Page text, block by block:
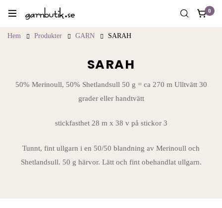
0
Hem Produkter GARN SARAH
SARAH
50% Merinoull, 50% Shetlandsull 50 g = ca 270 m Ulltvätt 30
grader eller handtvätt
stickfasthet 28 m x 38 v på stickor 3
Tunnt, fint ullgarn i en 50/50 blandning av Merinoull och
Shetlandsull. 50 g härvor. Lätt och fint obehandlat ullgarn.